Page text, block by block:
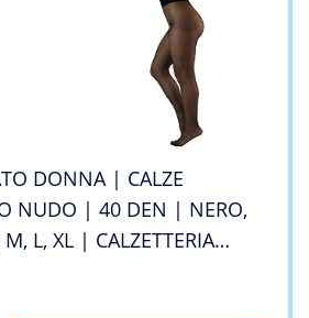
DONNA | CALZE
NUDO | 40 DEN | NERO,
L, XL | CALZETTERIA
NERO)